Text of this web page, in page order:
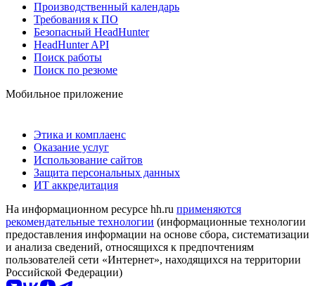
Производственный календарь
Требования к ПО
Безопасный HeadHunter
HeadHunter API
Поиск работы
Поиск по резюме
Мобильное приложение
Этика и комплаенс
Оказание услуг
Использование сайтов
Защита персональных данных
ИТ аккредитация
На информационном ресурсе hh.ru применяются
рекомендательные технологии (информационные технологии
предоставления информации на основе сбора, систематизации
и анализа сведений, относящихся к предпочтениям
пользователей сети «Интернет», находящихся на территории
Российской Федерации)